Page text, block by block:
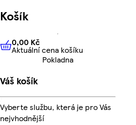
Košík
0,00 KčAktuální cena košíku
0,00 Kč
Aktuální cena košíku
Pokladna
Váš košík
Vyberte službu, která je pro Vás
nejvhodnější